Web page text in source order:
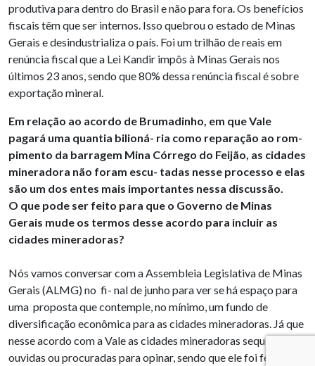
produtiva para dentro do Brasil e não para fora. Os benefícios
fiscais têm que ser internos. Isso quebrou o estado de Minas
Gerais e desindustrializa o país. Foi um trilhão de reais em
renúncia fiscal que a Lei Kandir impôs à Minas Gerais nos
últimos 23 anos, sendo que 80% dessa renúncia fiscal é sobre
exportação mineral.
Em relação ao acordo de Brumadinho, em que Vale
pagará uma quantia bilioná- ria como reparação ao rom-
pimento da barragem Mina Córrego do Feijão, as cidades
mineradora não foram escu- tadas nesse processo e elas
são um dos entes mais importantes nessa discussão.
O que pode ser feito para que o Governo de Minas
Gerais mude os termos desse acordo para incluir as
cidades mineradoras?
Nós vamos conversar com a Assembleia Legislativa de Minas
Gerais (ALMG) no fi- nal de junho para ver se há espaço para
uma proposta que contemple, no mínimo, um fundo de
diversificação econômica para as cidades mineradoras. Já que
nesse acordo com a Vale as cidades mineradoras sequer foram
ouvidas ou procuradas para opinar, sendo que ele foi feito com